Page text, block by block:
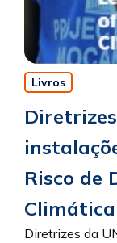
Livros
Risco de
Climática
Diretrizes da